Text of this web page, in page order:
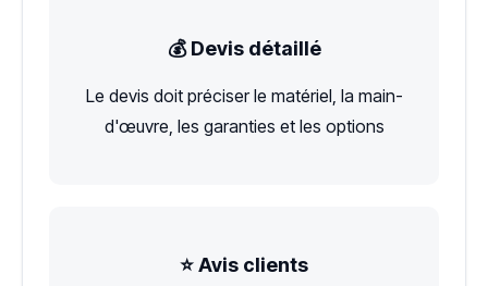
💰 Devis détaillé
Le devis doit préciser le matériel, la main-
d'œuvre, les garanties et les options
⭐ Avis clients